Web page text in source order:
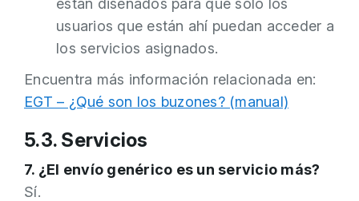
están diseñados para que sólo los
usuarios que están ahí puedan acceder a
los servicios asignados.
Encuentra más información relacionada en:
EGT – ¿Qué son los buzones? (manual)
5.3. Servicios
7. ¿El envío genérico es un servicio más?
Sí.